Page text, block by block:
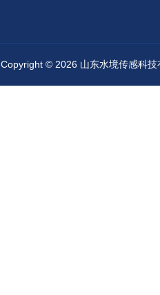
Copyright © 2026 山东水境传感科